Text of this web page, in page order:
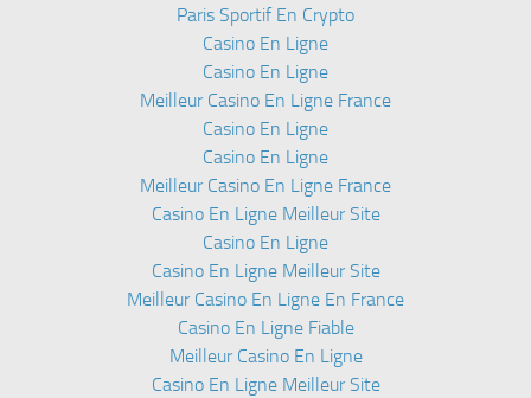
Paris Sportif En Crypto
Casino En Ligne
Casino En Ligne
Meilleur Casino En Ligne France
Casino En Ligne
Casino En Ligne
Meilleur Casino En Ligne France
Casino En Ligne Meilleur Site
Casino En Ligne
Casino En Ligne Meilleur Site
Meilleur Casino En Ligne En France
Casino En Ligne Fiable
Meilleur Casino En Ligne
Casino En Ligne Meilleur Site